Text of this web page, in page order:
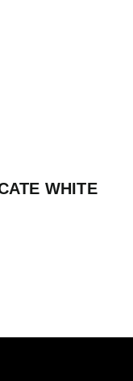
WHITE